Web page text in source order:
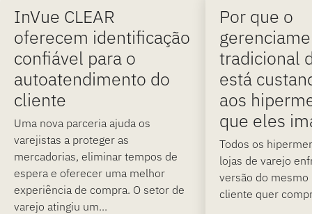
InVue CLEAR
oferecem identificação
confiável para o
autoatendimento do
cliente
Uma nova parceria ajuda os
varejistas a proteger as
mercadorias, eliminar tempos de
espera e oferecer uma melhor
experiência de compra. O setor de
varejo atingiu um...
Por que o
tradicional
está
aos
que eles
Todos os
lojas de varejo
versão do
cliente quer